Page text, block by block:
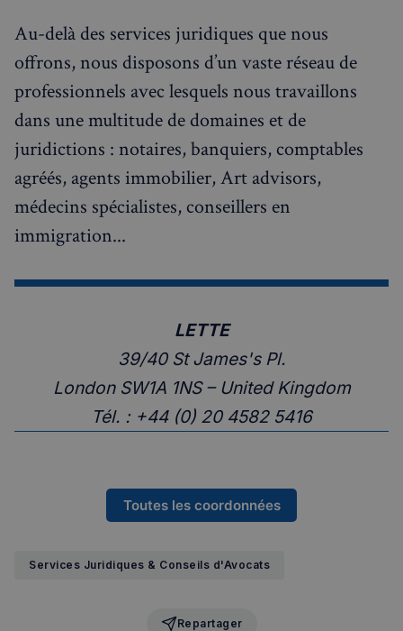
Au-delà des services juridiques que nous
offrons, nous disposons d’un vaste réseau de
professionnels avec lesquels nous travaillons
dans une multitude de domaines et de
juridictions : notaires, banquiers, comptables
agréés, agents immobilier, Art advisors,
médecins spécialistes, conseillers en
immigration...
LETTE
39/40 St James's Pl.
London SW1A 1NS – United Kingdom
Tél. : +44 (0) 20 4582 5416
Toutes les coordonnées
Services Juridiques & Conseils d'Avocats
Repartager